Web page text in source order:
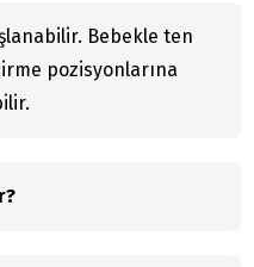
Bebekle ten
pozisyonlarına